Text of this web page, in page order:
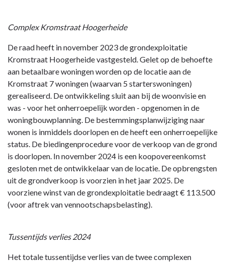
Complex Kromstraat Hoogerheide
De raad heeft in november 2023 degrondexploitatie
Kromstraat Hoogerheide vastgesteld. Gelet op de behoefte
aan betaalbare woningen worden op de locatie aan de
Kromstraat 7 woningen (waarvan 5 starterswoningen)
gerealiseerd. De ontwikkeling sluit aan bij de woonvisie en
was - voor het onherroepelijk worden - opgenomen in de
woningbouwplanning. De bestemmingsplanwijziging naar
wonen is inmiddels doorlopen en de heeft een onherroepelijke
status. De biedingenprocedure voor de verkoop van de grond
is doorlopen. In november 2024 is een koopovereenkomst
gesloten met de ontwikkelaar van de locatie. De opbrengsten
uit de grondverkoop is voorzien in het jaar 2025. De
voorziene winst van de grondexploitatie bedraagt € 113.500
(voor aftrek van vennootschapsbelasting).
Tussentijds verlies 2024
Het totale tussentijdse verlies van de twee complexen